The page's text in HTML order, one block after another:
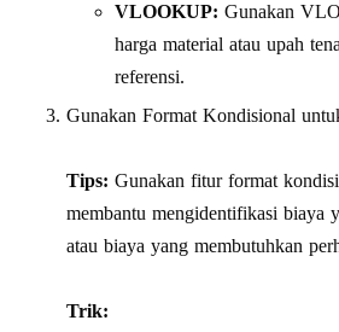
VLOOKUP: Gunakan
harga material atau upah
referensi.
Gunakan Format Kondisional
Tips: Gunakan fitur format
membantu mengidentifikasi biaya
atau biaya yang membutuhkan
Trik: